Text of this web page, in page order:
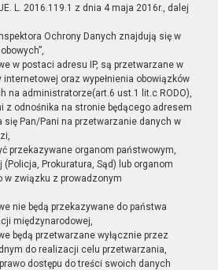
L. 2016.119.1 z dnia 4 maja 2016r., dalej
Ochrony Danych znajdują się w
w postaci adresu IP, są przetwarzane w
oraz wypełnienia obowiązków
na administratorze(art.6 ust.1 lit.c RODO),
z odnośnika na stronie będącego adresem
się Pan/Pani na przetwarzanie danych w
przekazywane organom państwowym,
Prokuratura, Sąd) lub organom
związku z prowadzonym
nie będą przekazywane do państwa
międzynarodowej,
będą przetwarzane wyłącznie przez
do realizacji celu przetwarzania,
dostępu do treści swoich danych